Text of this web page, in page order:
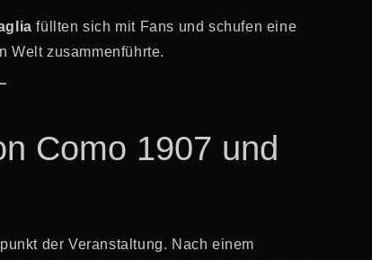
füllten sich mit Fans und schufen eine
Welt zusammenführte.
Como 1907 und
der Veranstaltung. Nach einem